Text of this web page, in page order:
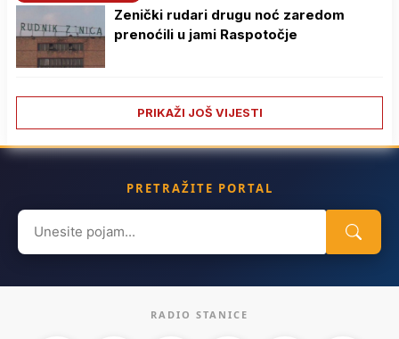
Zenički rudari drugu noć zaredom
prenoćili u jami Raspotočje
PRIKAŽI JOŠ VIJESTI
PRETRAŽITE PORTAL
Search
for:
RADIO STANICE